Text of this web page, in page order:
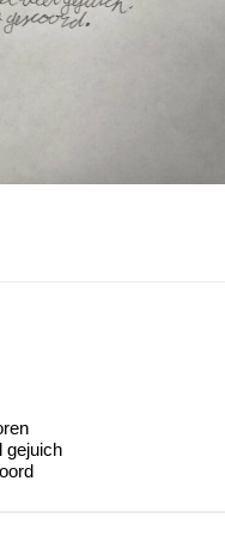
gejuich